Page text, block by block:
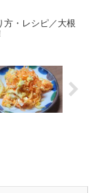
方・レシピ／大根